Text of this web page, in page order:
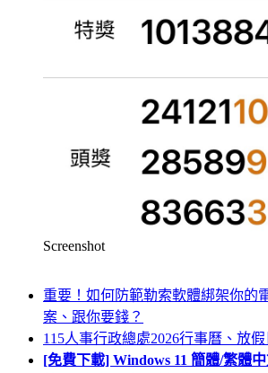
Screenshot
重要！如何防範勒索軟體綁架你的
案、跟你要錢？
115人事行政總處2026行事曆、放假
[免費下載] Windows 11 簡體/繁體